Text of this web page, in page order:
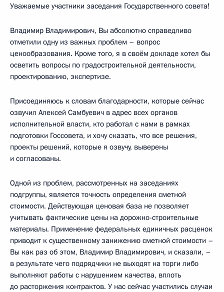
Уважаемые участники заседания Государственного совета!
Владимир Владимирович, Вы абсолютно справедливо
отметили одну из важных проблем – вопрос
ценообразования. Кроме того, я в своём докладе хотел бы
осветить вопросы по градостроительной деятельности,
проектированию, экспертизе.
Присоединяюсь к словам благодарности, которые сейчас
озвучил Алексей Самбуевич в адрес всех органов
исполнительной власти, кто работал с нами в рамках
подготовки Госсовета, и хочу сказать, что все решения,
проекты решений, которые я озвучу, выверены
и согласованы.
Одной из проблем, рассмотренных на заседаниях
подгруппы, является точность определения сметной
стоимости. Действующая ценовая база не позволяет
учитывать фактические цены на дорожно-строительные
материалы. Применение федеральных единичных расценок
приводит к существенному занижению сметной стоимости –
Вы как раз об этом, Владимир Владимирович, и сказали, –
в результате чего подрядчики не выходят на торги либо
выполняют работы с нарушением качества, вплоть
до расторжения контрактов. У нас сейчас участились случаи